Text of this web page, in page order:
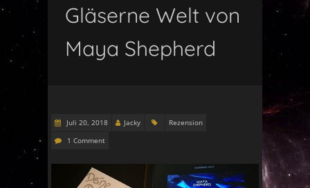
Gläserne Welt von
Maya Shepherd
Juli 20, 2018 Jacky
Rezension
1 Comment